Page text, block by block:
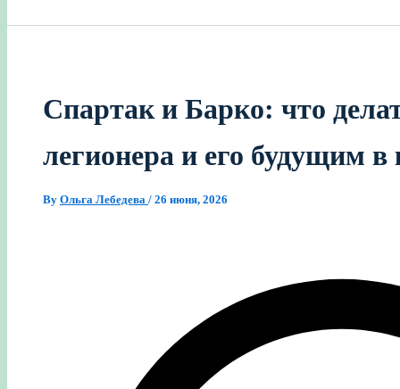
Спартак и Барко: что
легионера и его будущим в
By Ольга Лебедева / 26 июня, 2026